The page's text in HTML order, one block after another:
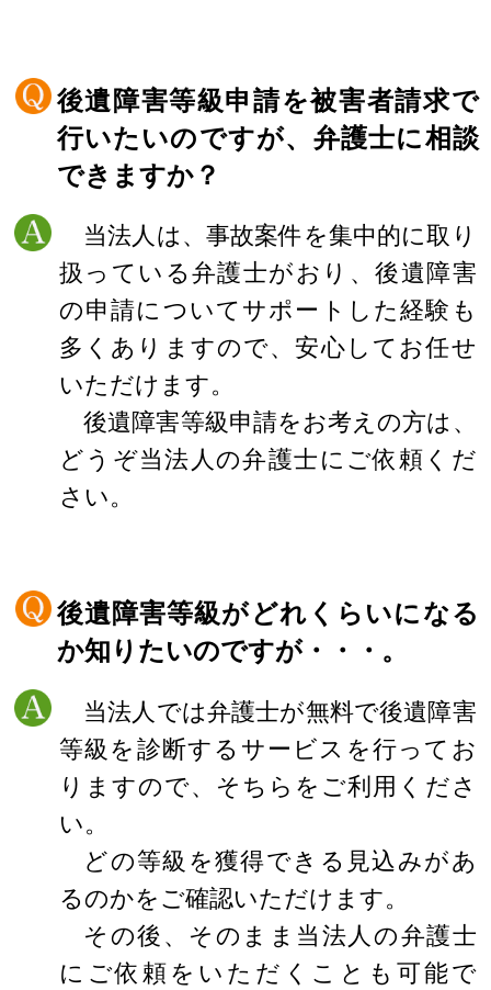
後遺障害等級申請を被害者請求で
行いたいのですが、弁護士に相談
できますか？
当法人は、事故案件を集中的に取り
扱っている弁護士がおり、後遺障害
の申請についてサポートした経験も
多くありますので、安心してお任せ
いただけます。
後遺障害等級申請をお考えの方は、
どうぞ当法人の弁護士にご依頼くだ
さい。
後遺障害等級がどれくらいになる
か知りたいのですが・・・。
当法人では弁護士が無料で後遺障害
等級を診断するサービスを行ってお
りますので、そちらをご利用くださ
い。
どの等級を獲得できる見込みがあ
るのかをご確認いただけます。
その後、そのまま当法人の弁護士
にご依頼をいただくことも可能で